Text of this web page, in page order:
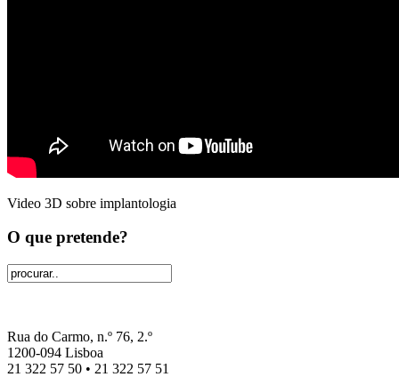
Video 3D sobre implantologia
O que pretende?
Rua do Carmo, n.º 76, 2.º
1200-094 Lisboa
21 322 57 50 • 21 322 57 51